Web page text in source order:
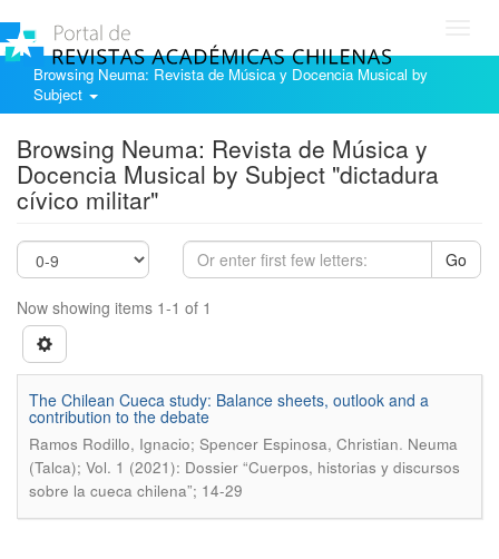
Browsing Neuma: Revista de Música y Docencia Musical by
Subject
Browsing Neuma: Revista de Música y
Docencia Musical by Subject "dictadura
cívico militar"
Go
Now showing items 1-1 of 1
The Chilean Cueca study: Balance sheets, outlook and a
contribution to the debate
Ramos Rodillo, Ignacio; Spencer Espinosa, Christian. Neuma
(Talca); Vol. 1 (2021): Dossier “Cuerpos, historias y discursos
sobre la cueca chilena”; 14-29